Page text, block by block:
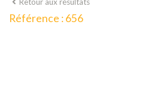
Référence : 656